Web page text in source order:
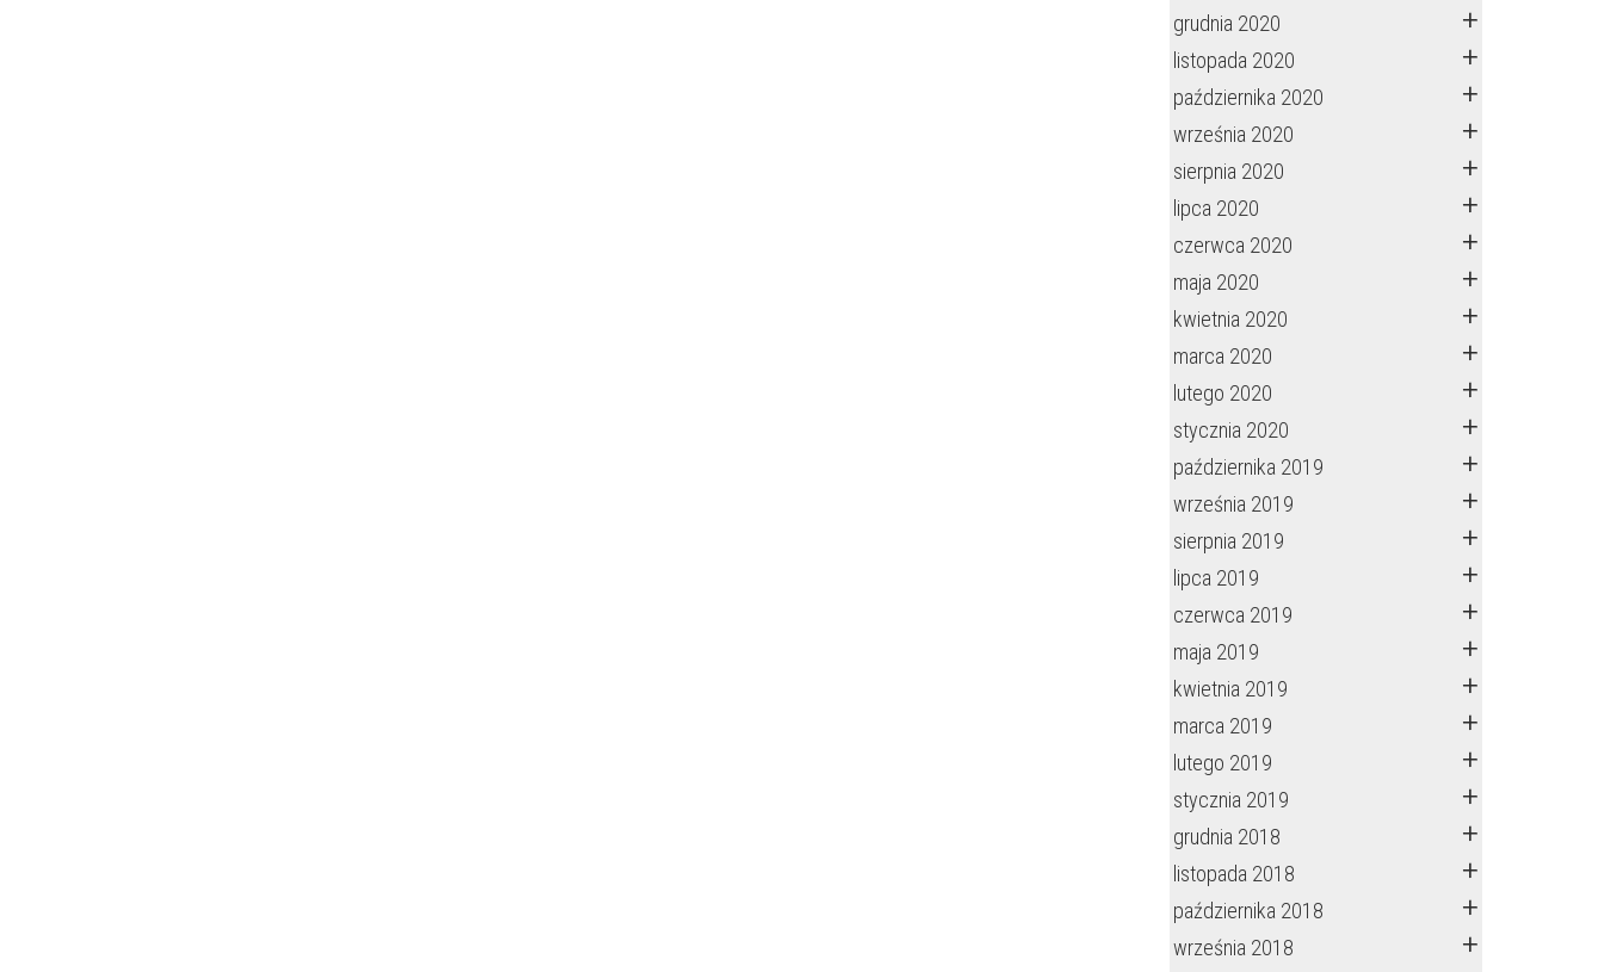
grudnia 2020
listopada 2020
października 2020
września 2020
sierpnia 2020
lipca 2020
czerwca 2020
maja 2020
kwietnia 2020
marca 2020
lutego 2020
stycznia 2020
października 2019
września 2019
sierpnia 2019
lipca 2019
czerwca 2019
maja 2019
kwietnia 2019
marca 2019
lutego 2019
stycznia 2019
grudnia 2018
listopada 2018
października 2018
września 2018